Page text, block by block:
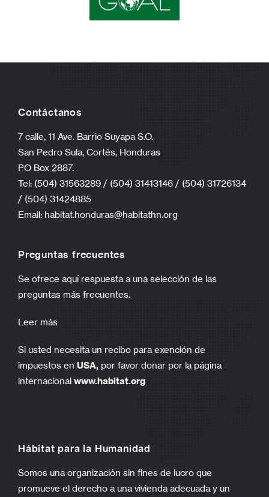
Contáctanos
7 calle, 11 Ave. Barrio Suyapa S.O.
San Pedro Sula, Cortés, Honduras
PO Box 2887.
Tel: (504) 31563289 / (504) 31413146 / (504) 31726134
/ (504) 31424885
Email: habitat.honduras@habitathn.org
Preguntas frecuentes
Se ofrece aquí respuesta a una selección de las
preguntas más frecuentes.
Leer más
Si usted necesita un recibo para exención de
impuestos en USA, por favor donar por la página
internacional www.habitat.org
Hábitat para la Humanidad
Somos una organización sin fines de lucro que
promueve el derecho a una vivienda adecuada y un